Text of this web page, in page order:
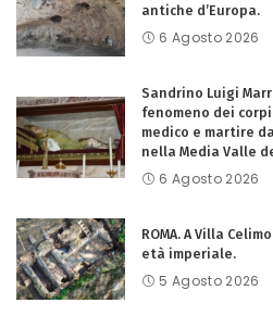
antiche d’Europa.
6 Agosto 2026
Sandrino Luigi
fenomeno dei
medico e martire
nella Media Valle
6 Agosto 2026
ROMA. A Villa
età imperiale.
5 Agosto 2026